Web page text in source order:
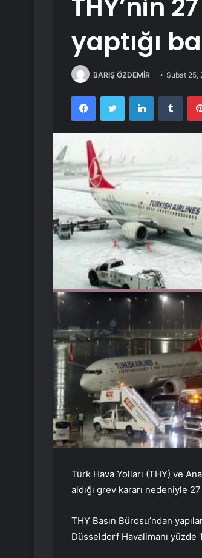
THY’nin
yaptığı
BARIŞ ÖZDEMİR Şubat 25,
FacebookTwitter LinkedIn
Türk Hava Yolları (THY) ve
aldığı grev kararı nedeniyle
THY Basın Bürosu’ndan
Düsseldorf Havalimanı yüzde